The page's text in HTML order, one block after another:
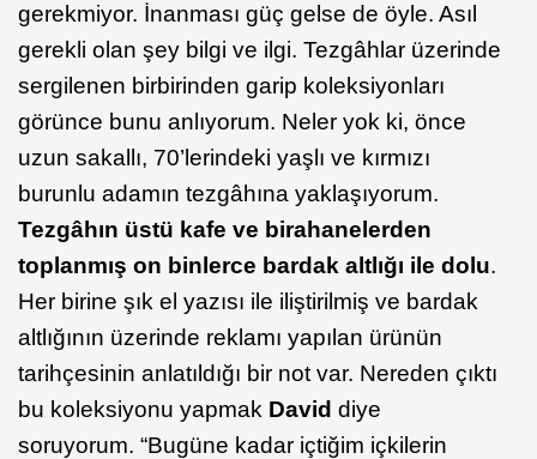
gerekmiyor. İnanması güç gelse de öyle. Asıl
gerekli olan şey bilgi ve ilgi. Tezgâhlar üzerinde
sergilenen birbirinden garip koleksiyonları
görünce bunu anlıyorum. Neler yok ki, önce
uzun sakallı, 70’lerindeki yaşlı ve kırmızı
burunlu adamın tezgâhına yaklaşıyorum.
Tezgâhın üstü kafe ve birahanelerden
toplanmış on binlerce bardak altlığı ile dolu.
Her birine şık el yazısı ile iliştirilmiş ve bardak
altlığının üzerinde reklamı yapılan ürünün
tarihçesinin anlatıldığı bir not var. Nereden çıktı
bu koleksiyonu yapmak David diye
soruyorum. “Bugüne kadar içtiğim içkilerin